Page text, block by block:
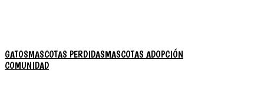
GATOSMASCOTAS PERDIDASMASCOTAS ADOPCIÓN
COMUNIDAD